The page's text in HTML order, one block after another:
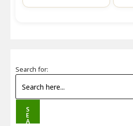
Search for:
S
E
A